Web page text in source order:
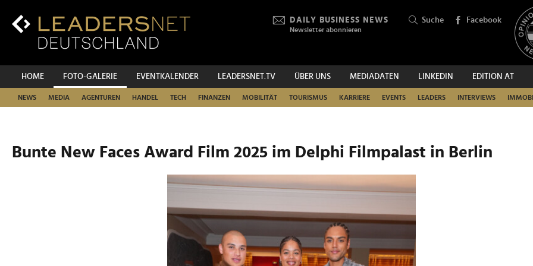
Inhalt
Hauptnavigation
DAILY BUSINESS NEWS
Newsletter abonnieren
Suche Facebook
HOME FOTO-GALERIE EVENTKALENDER LEADERSNET.TV ÜBER UNS MEDIADATEN LINKEDIN EDITION AT
NEWS MEDIA AGENTUREN HANDEL TECH FINANZEN MOBILITÄT TOURISMUS KARRIERE EVENTS LEADERS INTERVIEWS
SUCHEN
Bunte New Faces Award Film 2025 im Delphi Filmpalast in Berlin